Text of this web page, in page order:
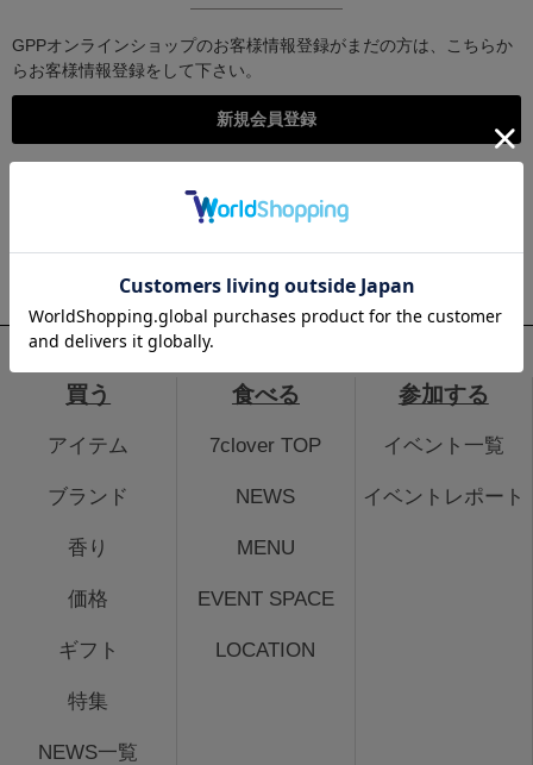
GPPオンラインショップのお客様情報登録がまだの方は、こちらか
らお客様情報登録をして下さい。
こちらは個人様向けのページとなります。法人のお客様のログイ
法人のお客さまはこちら
買う
アイテム
ブランド
香り
価格
ギフト
特集
NEWS一覧
食べる
7clover TOP
NEWS
MENU
EVENT SPACE
LOCATION
参加する
イベント一覧
イベントレポート